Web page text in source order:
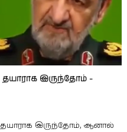
இருந்தோம் -
இருந்தோம், ஆனால்